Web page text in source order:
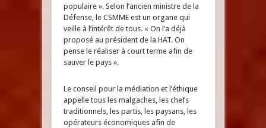
populaire ». Selon l’ancien ministre de la
Défense, le CSMME est un organe qui
veille à l’intérêt de tous. « On l’a déjà
proposé au président de la HAT. On
pense le réaliser à court terme afin de
sauver le pays ».
Le conseil pour la médiation et l’éthique
appelle tous les malgaches, les chefs
traditionnels, les partis, les paysans, les
opérateurs économiques afin de